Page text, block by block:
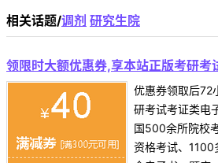
相关话题/调剂 研究生院
领限时大额优惠券,享本站正版考研考
优惠券领取后72
研考试考证类电
国500余所院校
资格考试、1100